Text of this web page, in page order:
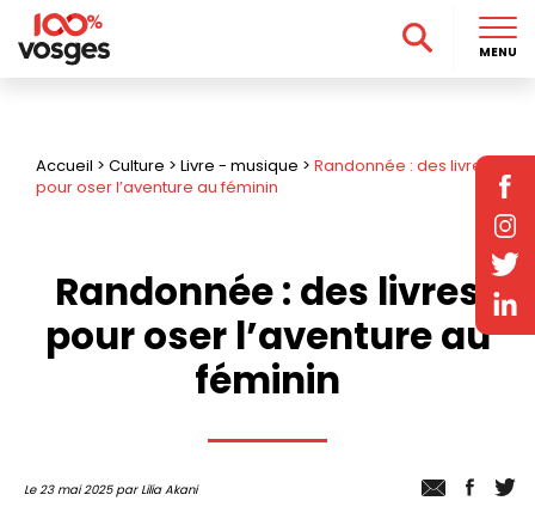
Accueil > Culture > Livre - musique > Randonnée : des livres
pour oser l’aventure au féminin
Randonnée : des livres
pour oser l’aventure au
féminin
Le 23 mai 2025 par Lilia Akani
MENU